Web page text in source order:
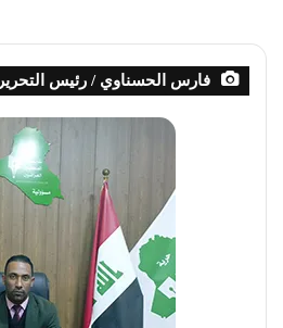
فارس الحسناوي / رئيس التحرير